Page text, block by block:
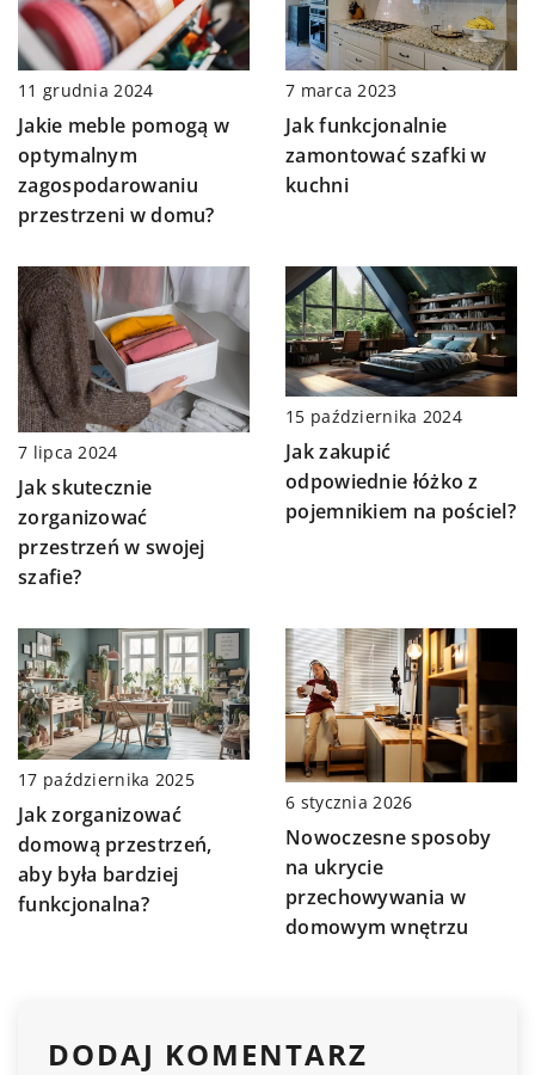
11 grudnia 2024
Jakie meble pomogą w
optymalnym
zagospodarowaniu
przestrzeni w domu?
7 marca 2023
Jak funkcjonalnie
zamontować szafki w
kuchni
7 lipca 2024
Jak skutecznie
zorganizować
przestrzeń w swojej
szafie?
15 października 2024
Jak zakupić
odpowiednie łóżko z
pojemnikiem na pościel?
17 października 2025
Jak zorganizować
domową przestrzeń,
aby była bardziej
funkcjonalna?
6 stycznia 2026
Nowoczesne sposoby
na ukrycie
przechowywania w
domowym wnętrzu
DODAJ KOMENTARZ